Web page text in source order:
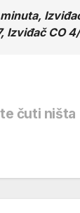
Izviđač CO
čuti ništa